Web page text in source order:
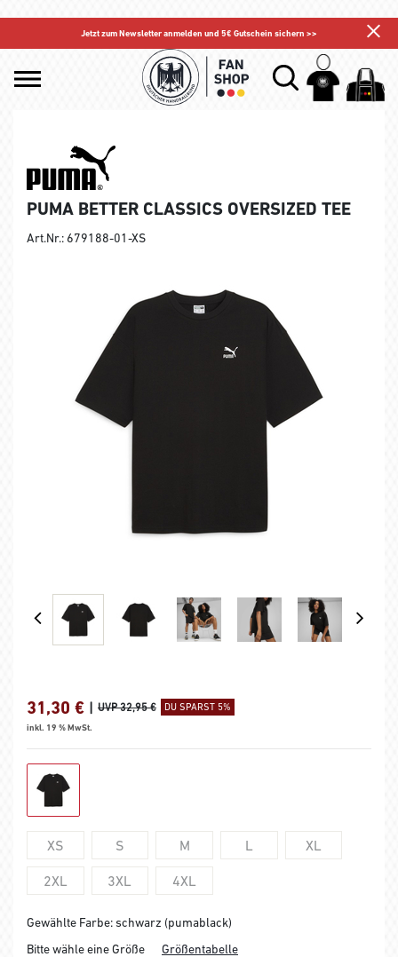
Jetzt zum Newsletter anmelden und 5€ Gutschein sichern >>
PUMA BETTER CLASSICS OVERSIZED TEE
Art.Nr.: 679188-01-XS
31,30 € | UVP 32,95 € DU SPARST 5%
inkl. 19 % MwSt.
XS S M L XL
2XL 3XL 4XL
Gewählte Farbe: schwarz (pumablack)
Bitte wähle eine Größe
Größentabelle